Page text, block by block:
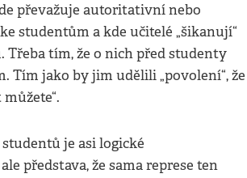
převažuje autoritativní nebo
studentům a kde učitelé „šikanují“
Třeba tím, že o nich před studenty
Tím jako by jim udělili „povolení“, že
je asi logické
představa, že sama represe ten